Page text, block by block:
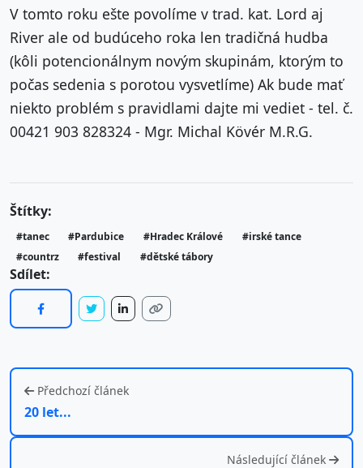
V tomto roku ešte povolíme v trad. kat. Lord aj
River ale od budúceho roka len tradičná hudba
(kôli potencionálnym novým skupinám, ktorým to
počas sedenia s porotou vysvetlíme) Ak bude mať
niekto problém s pravidlami dajte mi vediet - tel. č.
00421 903 828324 - Mgr. Michal Kövér M.R.G.
Štítky:
#tanec #Pardubice #Hradec Králové
#irské tance
#countrz
#festival #dětské tábory
Sdílet:
Předchozí článek
20 let...
Následující článek